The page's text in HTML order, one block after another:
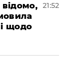
щодо
21:52